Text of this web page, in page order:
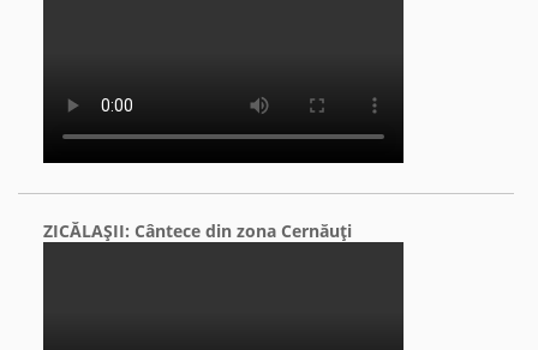
ZICĂLAŞII: Cântece din zona Cernăuţi